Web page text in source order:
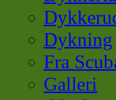
Dykning
Fra
Galleri